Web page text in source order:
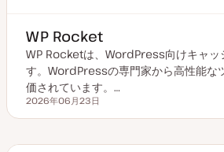
WP Rocket
WP Rocketは、WordPress向けキャッ
す。WordPressの専門家から高性能な
価されています。…
更新日
2026年06月23日